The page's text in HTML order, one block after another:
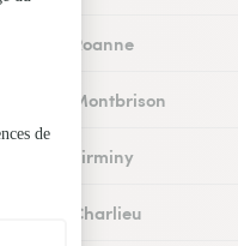
à Roanne
à Montbrison
à Firminy
à Charlieu